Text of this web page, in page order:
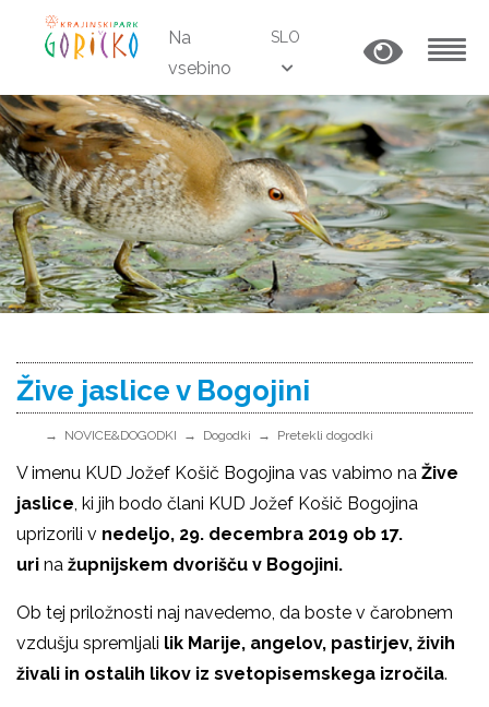
Na
vsebino
SLO
Žive jaslice v Bogojini
NOVICE&DOGODKI Dogodki Pretekli dogodki
V imenu KUD Jožef Košič Bogojina vas vabimo na Žive
jaslice, ki jih bodo člani KUD Jožef Košič Bogojina
uprizorili v nedeljo, 29. decembra 2019 ob 17.
uri na župnijskem dvorišču v Bogojini.
Ob tej priložnosti naj navedemo, da boste v čarobnem
vzdušju spremljali lik Marije, angelov, pastirjev, živih
živali in ostalih likov iz svetopisemskega izročila.